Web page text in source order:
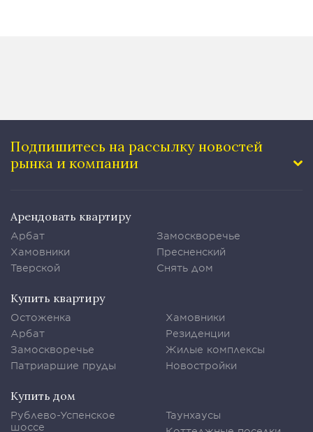
Подпишитесь на рассылку новостей
рынка и компании
Арендовать квартиру
Арбат
Хамовники
Тверской
Замоскворечье
Пресненский
Снять дом
Купить квартиру
Остоженка
Арбат
Замоскворечье
Патриаршие пруды
Хамовники
Резиденции
Жилые комплексы
Новостройки
Купить дом
Рублево-Успенское
шоссе
Таунхаусы